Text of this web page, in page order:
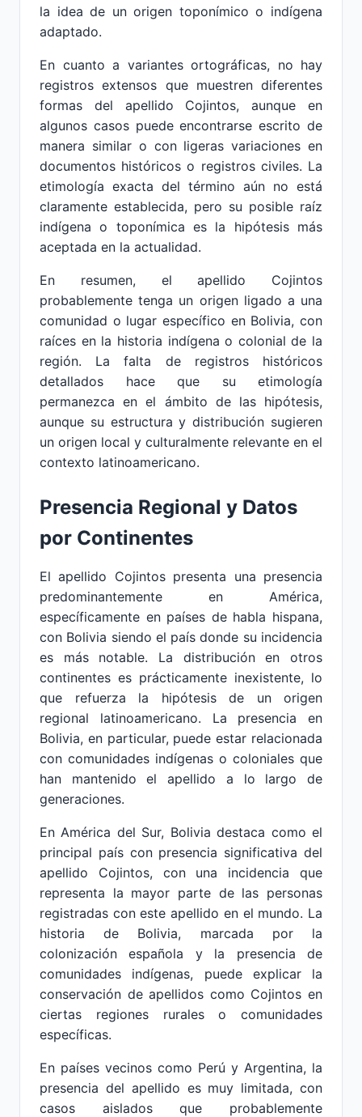
la idea de un origen toponímico o indígena
adaptado.
En cuanto a variantes ortográficas, no hay
registros extensos que muestren diferentes
formas del apellido Cojintos, aunque en
algunos casos puede encontrarse escrito de
manera similar o con ligeras variaciones en
documentos históricos o registros civiles. La
etimología exacta del término aún no está
claramente establecida, pero su posible raíz
indígena o toponímica es la hipótesis más
aceptada en la actualidad.
En resumen, el apellido Cojintos
probablemente tenga un origen ligado a una
comunidad o lugar específico en Bolivia, con
raíces en la historia indígena o colonial de la
región. La falta de registros históricos
detallados hace que su etimología
permanezca en el ámbito de las hipótesis,
aunque su estructura y distribución sugieren
un origen local y culturalmente relevante en el
contexto latinoamericano.
Presencia Regional y Datos
por Continentes
El apellido Cojintos presenta una presencia
predominantemente en América,
específicamente en países de habla hispana,
con Bolivia siendo el país donde su incidencia
es más notable. La distribución en otros
continentes es prácticamente inexistente, lo
que refuerza la hipótesis de un origen
regional latinoamericano. La presencia en
Bolivia, en particular, puede estar relacionada
con comunidades indígenas o coloniales que
han mantenido el apellido a lo largo de
generaciones.
En América del Sur, Bolivia destaca como el
principal país con presencia significativa del
apellido Cojintos, con una incidencia que
representa la mayor parte de las personas
registradas con este apellido en el mundo. La
historia de Bolivia, marcada por la
colonización española y la presencia de
comunidades indígenas, puede explicar la
conservación de apellidos como Cojintos en
ciertas regiones rurales o comunidades
específicas.
En países vecinos como Perú y Argentina, la
presencia del apellido es muy limitada, con
casos aislados que probablemente